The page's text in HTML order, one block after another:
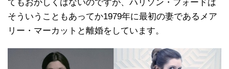
てもおかしくはないのですが、ハリソン・フォードは
そういうこともあってか1979年に最初の妻であるメア
リー・マーカットと離婚をしています。